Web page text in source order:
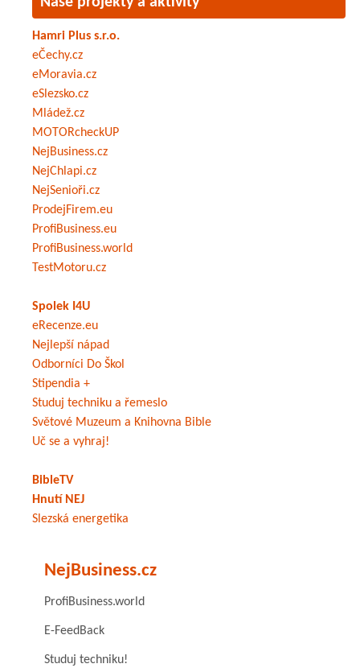
Hamri Plus s.r.o.
eČechy.cz
eMoravia.cz
eSlezsko.cz
Mládež.cz
MOTORcheckUP
NejBusiness.cz
NejChlapi.cz
NejSenioři.cz
ProdejFirem.eu
ProfiBusiness.eu
ProfiBusiness.world
TestMotoru.cz
Spolek I4U
eRecenze.eu
Nejlepší nápad
Odborníci Do Škol
Stipendia +
Studuj techniku a řemeslo
Světové Muzeum a Knihovna Bible
Uč se a vyhraj!
BibleTV
Hnutí NEJ
Slezská energetika
NejBusiness.cz
ProfiBusiness.world
E-FeedBack
Studuj techniku!